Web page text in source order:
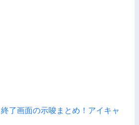
了画面の示唆まとめ！アイキャ